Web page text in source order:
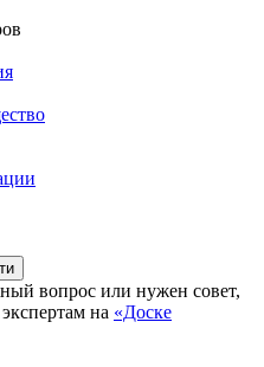
вопрос или нужен совет,
на «Доске